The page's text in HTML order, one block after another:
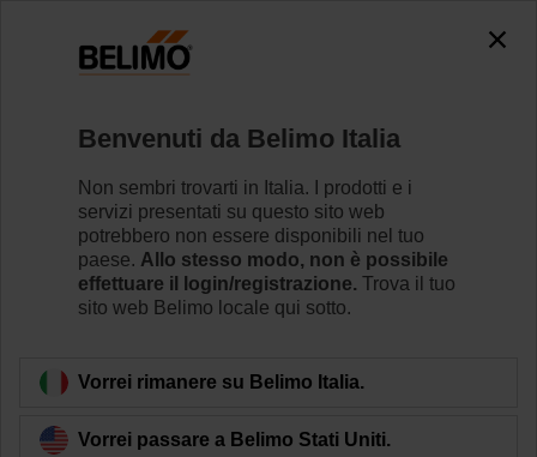
H6015XP4-S2+SV24A-TPC
Per saperne di più
Torna alla categoria di prodotti
Benvenuti da Belimo Italia
Non sembri trovarti in Italia. I prodotti e i
servizi presentati su questo sito web
potrebbero non essere disponibili nel tuo
paese. Allo stesso modo, non è possibile
effettuare il login/registrazione. Trova il tuo
sito web Belimo locale qui sotto.
Vorrei rimanere su Belimo Italia.
Vorrei passare a Belimo Stati Uniti.